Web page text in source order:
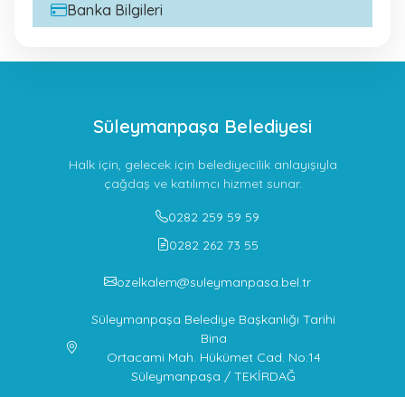
Banka Bilgileri
Süleymanpaşa Belediyesi
Halk için, gelecek için belediyecilik anlayışıyla
çağdaş ve katılımcı hizmet sunar.
0282 259 59 59
0282 262 73 55
ozelkalem@suleymanpasa.bel.tr
Süleymanpaşa Belediye Başkanlığı Tarihi
Bina
Ortacami Mah. Hükümet Cad. No:14
Süleymanpaşa / TEKİRDAĞ